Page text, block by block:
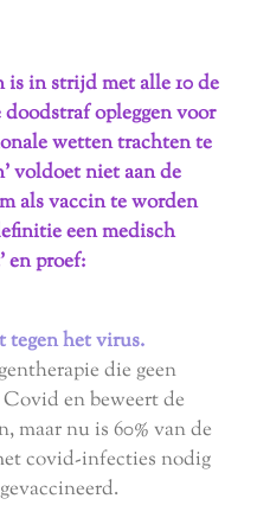
in strijd met alle 10 de
opleggen voor
wetten trachten te
voldoet niet aan de
als vaccin te worden
een medisch
en proef:
tegen het virus.
die geen
en beweert de
maar nu is 60% van de
covid-infecties nodig